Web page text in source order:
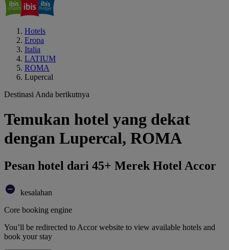
Hotels
Eropa
Italia
LATIUM
ROMA
Lupercal
Destinasi Anda berikutnya
Temukan hotel yang dekat
dengan Lupercal, ROMA
Pesan hotel dari 45+ Merek Hotel Accor
kesalahan
Core booking engine
You’ll be redirected to Accor website to view available hotels and
book your stay